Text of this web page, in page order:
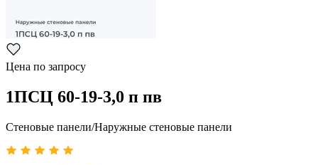
Цена по запросу
1ПСЦ 60-19-3,0 п пв
Стеновые панели/Наружные стеновые панели